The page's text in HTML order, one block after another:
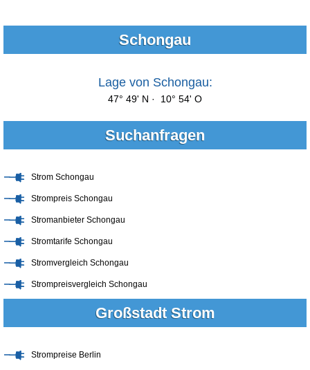
Schongau
Lage von Schongau:
47° 49' N · 10° 54' O
Suchanfragen
Strom Schongau
Strompreis Schongau
Stromanbieter Schongau
Stromtarife Schongau
Stromvergleich Schongau
Strompreisvergleich Schongau
Großstadt Strom
Strompreise Berlin